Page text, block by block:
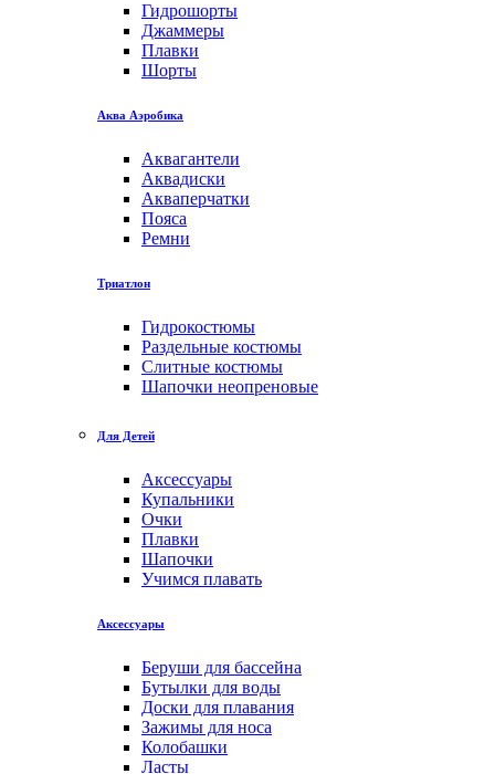
Гидрошорты
Джаммеры
Плавки
Шорты
Аква Аэробика
Аквагантели
Аквадиски
Акваперчатки
Пояса
Ремни
Триатлон
Гидрокостюмы
Раздельные костюмы
Слитные костюмы
Шапочки неопреновые
Для Детей
Аксессуары
Купальники
Очки
Плавки
Шапочки
Учимся плавать
Аксессуары
Беруши для бассейна
Бутылки для воды
Доски для плавания
Зажимы для носа
Колобашки
Ласты